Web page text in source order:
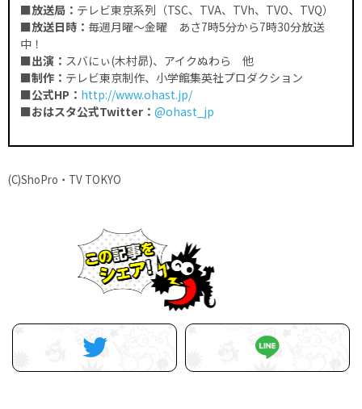
■放送局： テレビ東京系列（TSC、TVA、TVh、TVO、TVQ）
■放送日時： 毎週月曜～金曜 あさ7時5分から7時30分放送
中！
■出演： スバにぃ(木村昴)、アイクぬわら 他
■制作： テレビ東京制作、小学館集英社プロダクション
■公式HP ： http://www.ohast.jp/
■おはスタ公式Twitter ： @ohast_jp
(C)ShoPro・TV TOKYO